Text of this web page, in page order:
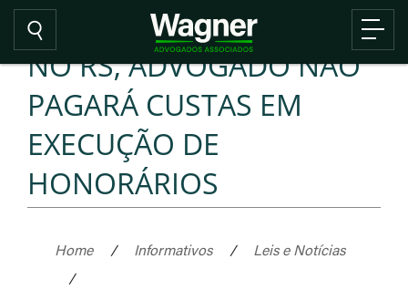
NO RS, ADVOGADO NÃO
PAGARÁ CUSTAS EM
EXECUÇÃO DE
HONORÁRIOS
Home / Informativos /
Leis e Notícias
/